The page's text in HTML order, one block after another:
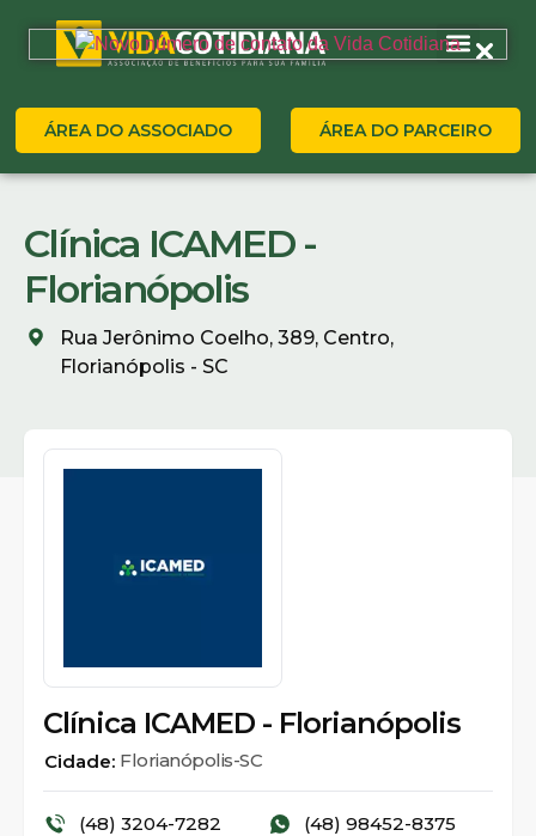
ÁREA DO ASSOCIADO ÁREA DO PARCEIRO
Clínica ICAMED -
Florianópolis
Rua Jerônimo Coelho, 389, Centro,
Florianópolis - SC
Clínica ICAMED - Florianópolis
Cidade: Florianópolis-SC
(48) 3204-7282 (48) 98452-8375